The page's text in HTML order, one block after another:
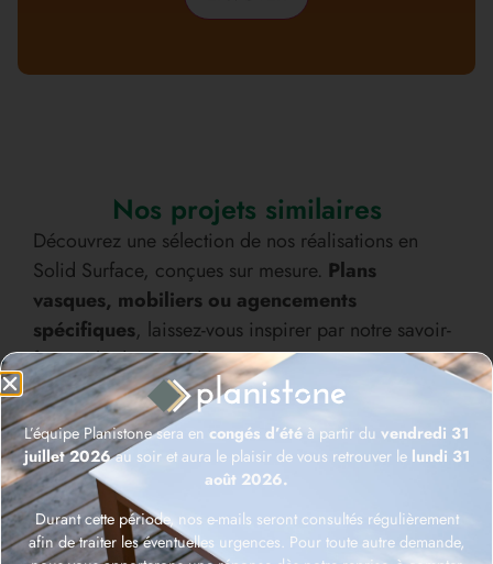
Nos projets similaires
Découvrez une sélection de nos réalisations en
Solid Surface, conçues sur mesure. Plans
vasques, mobiliers ou agencements
spécifiques, laissez-vous inspirer par notre savoir-
faire et la diversité de nos créations.
L’équipe Planistone sera en congés d’été à partir du vendredi 31
juillet 2026au soir et aura le plaisir de vous retrouver le lundi 31
août 2026.
Durant cette période, nos e-mails seront consultés régulièrement
afin de traiter les éventuelles urgences. Pour toute autre demande,